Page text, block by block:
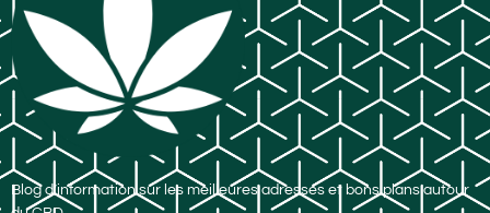
Blog d’information sur les meilleures adresses et bons plans autour